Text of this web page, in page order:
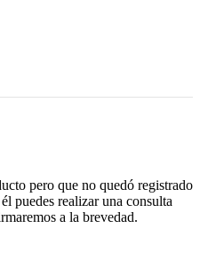
pero que no quedó registrado
puedes realizar una consulta
a la brevedad.